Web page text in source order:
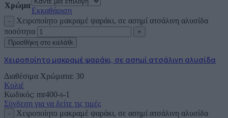
Χρώμα
Εκκαθάριση
Χειροποίητο μακραμέ ψαράκι, σε ασημί ατσάλινη αλυσίδα
ποσότητα
Προσθήκη στο καλάθι
Χειροποίητο μακραμέ ψαράκι, σε ασημί ατσάλινη αλυσίδα
Διαθέσιμα Χρώματα: 30
Κολιέ
Κωδικός: mr400-s-1
Σύνδεση για να δείτε τις τιμές
Χειροποίητο μακραμέ ψαράκι, σε ασημί ατσάλινη αλυσίδα